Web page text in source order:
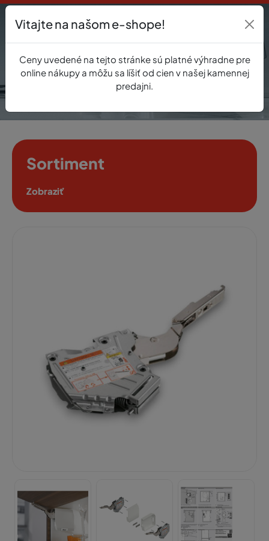
0
Sortiment
Zobraziť
Vitajte na našom e-shope!
Ceny uvedené na tejto stránke sú platné výhradne pre
online nákupy a môžu sa líšiť od cien v našej kamennej
predajni.